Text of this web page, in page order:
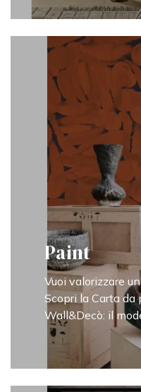
Paint
Vuoi valorizzare
Scopri la Carta
Wall&Decò: il